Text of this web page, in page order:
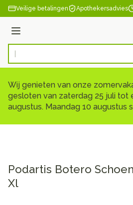
Ga naar de inhoud
Veilige betalingen Apothekersadvies
Menu
Product, merk, categorie...
Wij genieten van onze
gesloten van zaterdag 25 juli tot
augustus. Maandag 10 augustus
Podartis Botero
Xl